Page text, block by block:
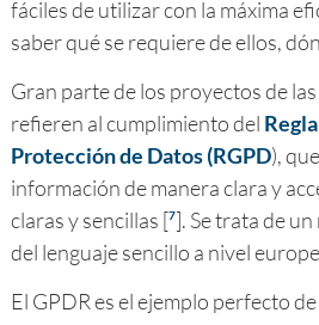
fáciles de utilizar con la máxima
saber qué se requiere de ellos,
Gran parte de los proyectos de
refieren al cumplimiento del
Protección de Datos (RGPD),
información de manera clara y
claras y sencillas [7]. Se trata de
del lenguaje sencillo a nivel
El GPDR es el ejemplo perfecto